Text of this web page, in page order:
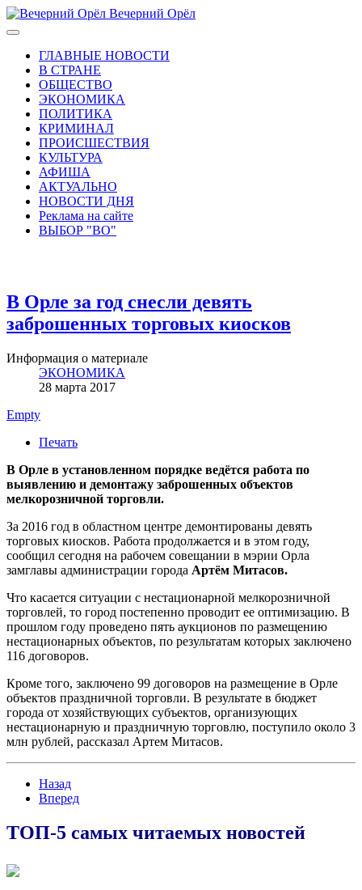
Вечерний Орёл
ГЛАВНЫЕ НОВОСТИ
В СТРАНЕ
ОБЩЕСТВО
ЭКОНОМИКА
ПОЛИТИКА
КРИМИНАЛ
ПРОИСШЕСТВИЯ
КУЛЬТУРА
АФИША
АКТУАЛЬНО
НОВОСТИ ДНЯ
Реклама на сайте
ВЫБОР "ВО"
В Орле за год снесли девять
заброшенных торговых киосков
Информация о материале
ЭКОНОМИКА
28 марта 2017
Empty
Печать
В Орле в установленном порядке ведётся работа по
выявлению и демонтажу заброшенных объектов
мелкорозничной торговли.
За 2016 год в областном центре демонтированы девять
торговых киосков. Работа продолжается и в этом году,
сообщил сегодня на рабочем совещании в мэрии Орла
замглавы администрации города Артём Митасов.
Что касается ситуации с нестационарной мелкорозничной
торговлей, то город постепенно проводит ее оптимизацию. В
прошлом году проведено пять аукционов по размещению
нестационарных объектов, по результатам которых заключено
116 договоров.
Кроме того, заключено 99 договоров на размещение в Орле
объектов праздничной торговли. В результате в бюджет
города от хозяйствующих субъектов, организующих
нестационарную и праздничную торговлю, поступило около 3
млн рублей, рассказал Артем Митасов.
Назад
Вперед
ТОП-5 самых читаемых новостей